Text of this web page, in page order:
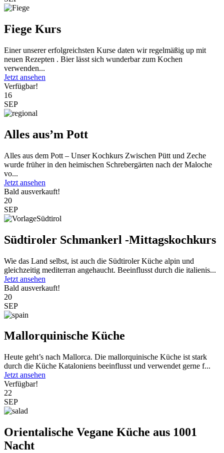
Fiege Kurs
Einer unserer erfolgreichsten Kurse daten wir regelmäßig up mit
neuen Rezepten . Bier lässt sich wunderbar zum Kochen
verwenden...
Jetzt ansehen
Verfügbar!
16
SEP
Alles aus’m Pott
Alles aus dem Pott – Unser Kochkurs Zwischen Pütt und Zeche
wurde früher in den heimischen Schrebergärten nach der Maloche
vo...
Jetzt ansehen
Bald ausverkauft!
20
SEP
Südtiroler Schmankerl -Mittagskochkurs
Wie das Land selbst, ist auch die Südtiroler Küche alpin und
gleichzeitig mediterran angehaucht. Beeinflusst durch die italienis...
Jetzt ansehen
Bald ausverkauft!
20
SEP
Mallorquinische Küche
Heute geht’s nach Mallorca. Die mallorquinische Küche ist stark
durch die Küche Kataloniens beeinflusst und verwendet gerne f...
Jetzt ansehen
Verfügbar!
22
SEP
Orientalische Vegane Küche aus 1001
Nacht